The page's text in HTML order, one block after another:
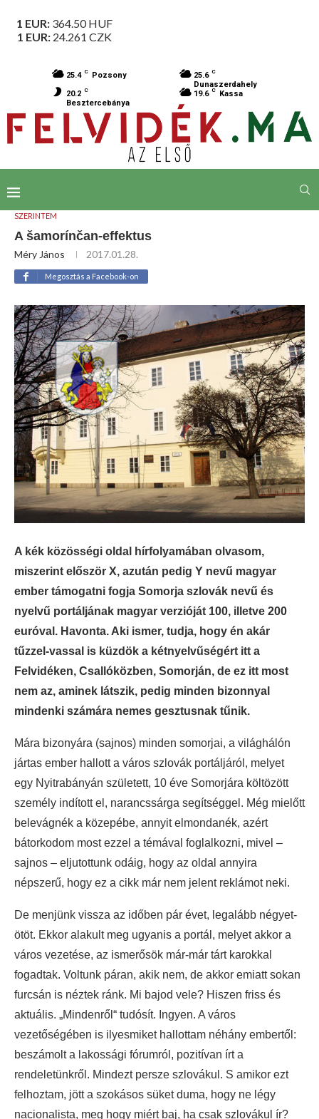
1 EUR: 364.50HUF
1 EUR: 24.261 CZK
25.4 C Pozsony 25.6 C
Dunaszerdahely
20.2 C
Besztercebánya
19.6 C Kassa
SZERINTEM
A šamorínčan-effektus
Méry János 2017.01.28.
Megosztás a Facebook-on
A kék közösségi oldal hírfolyamában olvasom,
miszerint először X, azután pedig Y nevű magyar
ember támogatni fogja Somorja szlovák nevű és
nyelvű portáljának magyar verzióját 100, illetve 200
euróval. Havonta. Aki ismer, tudja, hogy én akár
tűzzel-vassal is küzdök a kétnyelvűségért itt a
Felvidéken, Csallóközben, Somorján, de ez itt most
nem az, aminek látszik, pedig minden bizonnyal
mindenki számára nemes gesztusnak tűnik.
Mára bizonyára (sajnos) minden somorjai, a világhálón
jártas ember hallott a város szlovák portáljáról, melyet
egy Nyitrabányán született, 10 éve Somorjára költözött
személy indított el, narancssárga segítséggel. Még mielőtt
belevágnék a közepébe, annyit elmondanék, azért
bátorkodom most ezzel a témával foglalkozni, mivel –
sajnos – eljutottunk odáig, hogy az oldal annyira
népszerű, hogy ez a cikk már nem jelent reklámot neki.
De menjünk vissza az időben pár évet, legalább négyet-
ötöt. Ekkor alakult meg ugyanis a portál, melyet akkor a
város vezetése, az ismerősök már-már tárt karokkal
fogadtak. Voltunk páran, akik nem, de akkor emiatt sokan
furcsán is néztek ránk. Mi bajod vele? Hiszen friss és
aktuális. „Mindenről“ tudósít. Ingyen. A város
vezetőségében is ilyesmiket hallottam néhány embertől:
beszámolt a lakossági fórumról, pozitívan írt a
rendeletünkről. Mindezt persze szlovákul. S amikor ezt
felhoztam, jött a szokásos süket duma, hogy ne légy
nacionalista, meg hogy miért baj, ha csak szlovákul ír?